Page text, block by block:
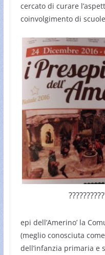
cercato di curare
coinvolgimento di
epi dell’Amerino’ la
(meglio conosciuta
dell’infanzia primaria e